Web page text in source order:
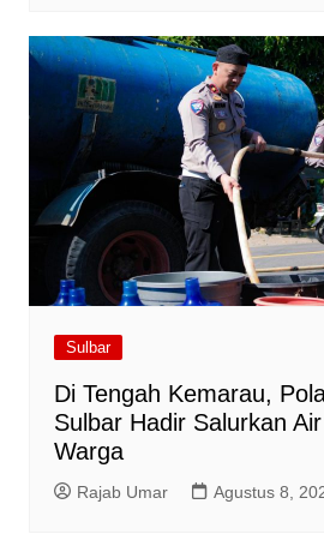
Sulbar
Di Tengah Kemarau,
Sulbar Hadir Salurkan
Warga
Rajab Umar Agustus 8,